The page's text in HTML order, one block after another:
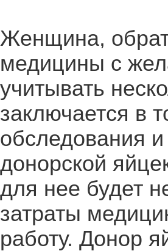
Женщина,
медицины с
учитывать
заключается в
обследования
донорской
для нее будет
затраты
работу. Донор